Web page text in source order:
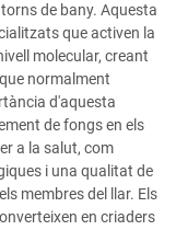
de bany. Aquesta
que activen la
molecular, creant
normalment
d'aquesta
de fongs en els
a la salut, com
i una qualitat de
membres del llar. Els
en criaders